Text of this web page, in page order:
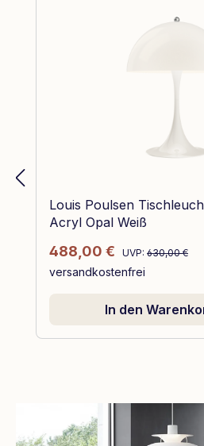
Louis Poulsen
Acryl Opal Weiß
Verkaufspreis:
488,00 € Regulärer Preis:
UVP: 630,00 €
versandkostenfrei
In den